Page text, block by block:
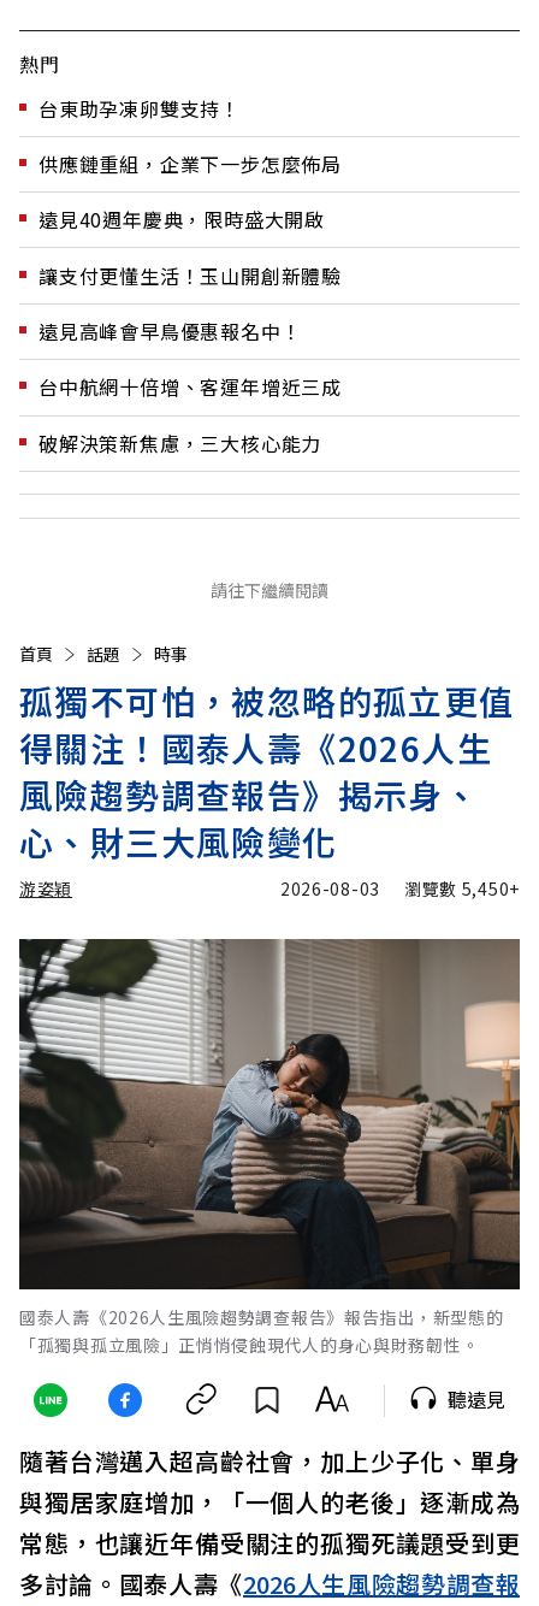
熱門
台東助孕凍卵雙支持！
供應鏈重組，企業下一步怎麼佈局
遠見40週年慶典，限時盛大開啟
讓支付更懂生活！玉山開創新體驗
遠見高峰會早鳥優惠報名中！
台中航網十倍增、客運年增近三成
破解決策新焦慮，三大核心能力
請往下繼續閱讀
首頁 話題 時事
孤獨不可怕，被忽略的孤立更值
得關注！國泰人壽《2026人生
風險趨勢調查報告》揭示身、
心、財三大風險變化
游姿穎 2026-08-03 瀏覽數 5,450+
國泰人壽《2026人生風險趨勢調查報告》報告指出，新型態的
「孤獨與孤立風險」正悄悄侵蝕現代人的身心與財務韌性。
聽遠見
隨著台灣邁入超高齡社會，加上少子化、單身
與獨居家庭增加，「一個人的老後」逐漸成為
常態，也讓近年備受關注的孤獨死議題受到更
多討論。國泰人壽《2026人生風險趨勢調查報